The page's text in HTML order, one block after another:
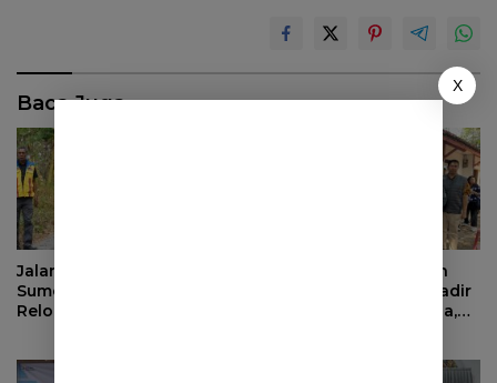
Baca Juga
Jalan Haurpapak di Surian
Sumedang Terus Ambles,
Relokasi Terkendala Izin
BPJS Ketenagakerjaan
dan Pemprov Jabar Hadir
untuk Keluarga Pekerja,
X